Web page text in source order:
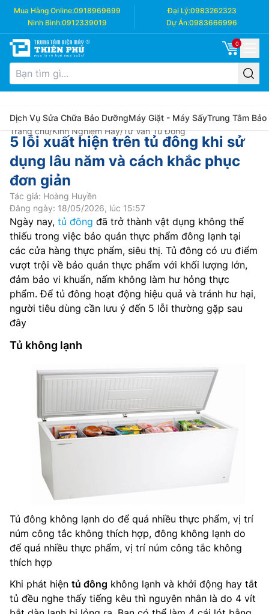
Mua Hàng Online:0918969699 Đại Lý:0983262323
Ninh Bình:0912339019 Dự Án:0983666996
0
Dịch Vụ Sửa Chữa Bảo DưỡngMáy Giặt - Máy SấyTrung Tâm Bảo
Trang chủ/Kinh Nghiệm Hay/Tư Vấn Tủ Đông
5 lỗi xuất hiện trên tủ đông khi sử
dụng lâu năm và cách khắc phục
đơn giản
Tác giả: Hoàng Huyền
Đăng ngày: 18/05/2026, lúc 15:57
Ngày nay, tủ đông đã trở thành vật dụng không thể
thiếu trong việc bảo quản thực phẩm đông lạnh tại
các cửa hàng thực phẩm, siêu thị. Tủ đông có ưu điểm
vượt trội về bảo quản thực phẩm với khối lượng lớn,
đảm bảo vi khuẩn, nấm không làm hư hỏng thực
phẩm. Để tủ đông hoạt động hiệu quả và tránh hư hại,
người tiêu dùng cần lưu ý đến 5 lỗi thường gặp sau
đây
Tủ không lạnh
Tủ đông không lạnh do để quá nhiều thực phẩm, vị trí
núm công tắc không thích hợp, đông không lạnh do
để quá nhiều thực phẩm, vị trí núm công tắc không
thích hợp
Khi phát hiện tủ đông không lạnh và khởi động hay tắt
tủ đều nghe thấy tiếng kêu thì nguyên nhân là do 4 vít